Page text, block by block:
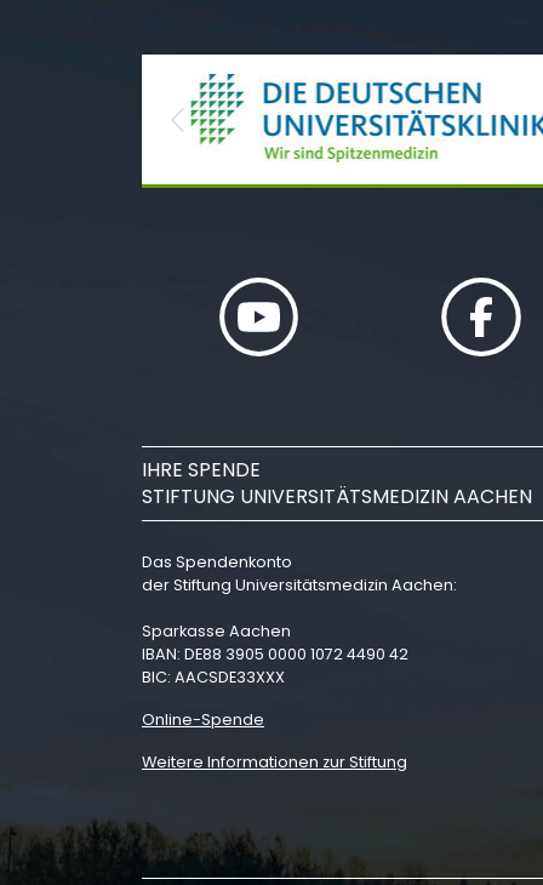
Previous
IHRE SPENDE
STIFTUNG UNIVERSITÄTSMEDIZIN AACHEN
Das Spendenkonto
der Stiftung Universitätsmedizin Aachen:
Sparkasse Aachen
IBAN: DE88 3905 0000 1072 4490 42
BIC: AACSDE33XXX
Online-Spende
Weitere Informationen zur Stiftung